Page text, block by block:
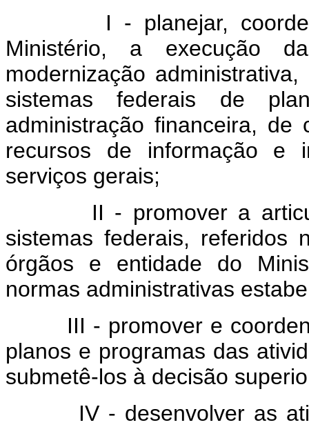
I - planejar, coordenar
Ministério, a execução
modernização
sistemas federais de
administração financeira, de
recursos de informação e
serviços gerais;
II - promover a
sistemas federais,
órgãos e entidade do
normas administrativas
III - promover e
planos e programas das
submetê-los à decisão
IV - desenvolver as